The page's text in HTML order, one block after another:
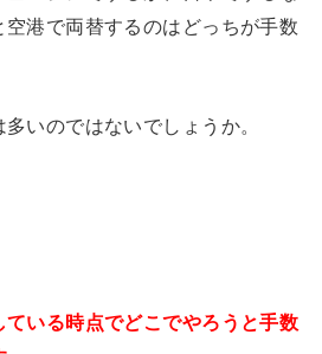
空港で両替するのはどっちが手数
いのではないでしょうか。
いる時点でどこでやろうと手数